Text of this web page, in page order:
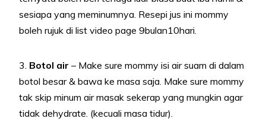
sesiapa yang meminumnya. Resepi jus ini mommy
boleh rujuk di list video page 9bulan10hari.
3. Botol air – Make sure mommy isi air suam di dalam
botol besar & bawa ke masa saja. Make sure mommy
tak skip minum air masak sekerap yang mungkin agar
tidak dehydrate. (kecuali masa tidur).